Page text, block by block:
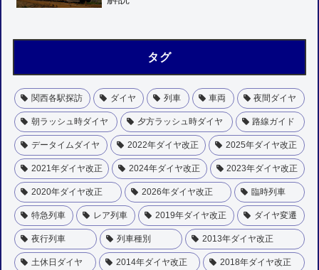
タグ
関西各駅探訪 ダイヤ 列車 車両 夜間ダイヤ
朝ラッシュ時ダイヤ 夕方ラッシュ時ダイヤ 路線ガイド
データイムダイヤ 2022年ダイヤ改正 2025年ダイヤ改正
2021年ダイヤ改正 2024年ダイヤ改正 2023年ダイヤ改正
2020年ダイヤ改正 2026年ダイヤ改正 臨時列車
特急列車 レア列車 2019年ダイヤ改正 ダイヤ変遷
夜行列車 列車種別 2013年ダイヤ改正
土休日ダイヤ 2014年ダイヤ改正 2018年ダイヤ改正